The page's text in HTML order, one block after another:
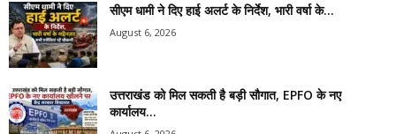
सीएम धामी ने दिए हाई अलर्ट के निर्देश, भारी वर्षा के...
August 6, 2026
उत्तराखंड को मिल सकती है बड़ी सौगात, EPFO के नए
कार्यालय...